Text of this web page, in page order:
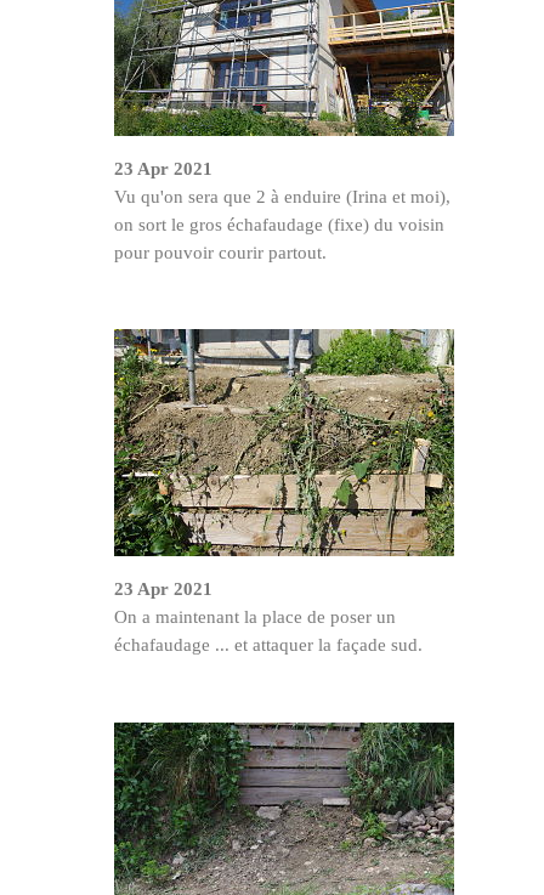
23 Apr 2021
Vu qu'on sera que 2 à enduire (Irina et moi),
on sort le gros échafaudage (fixe) du voisin
pour pouvoir courir partout.
23 Apr 2021
On a maintenant la place de poser un
échafaudage ... et attaquer la façade sud.